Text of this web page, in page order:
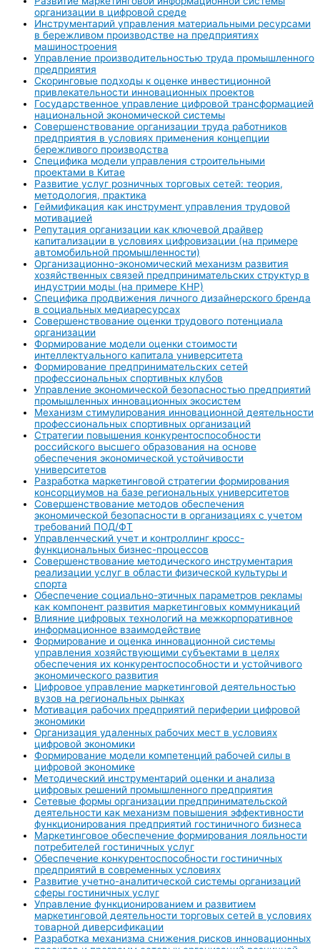
организации в цифровой среде
Инструментарий управления материальными ресурсами
в бережливом производстве на предприятиях
машиностроения
Управление производительностью труда промышленного
предприятия
Скоринговые подходы к оценке инвестиционной
привлекательности инновационных проектов
Государственное управление цифровой трансформацией
национальной экономической системы
Совершенствование организации труда работников
предприятия в условиях применения концепции
бережливого производства
Специфика модели управления строительными
проектами в Китае
Развитие услуг розничных торговых сетей: теория,
методология, практика
Геймификация как инструмент управления трудовой
мотивацией
Репутация организации как ключевой драйвер
капитализации в условиях цифровизации (на примере
автомобильной промышленности)
Организационно-экономический механизм развития
хозяйственных связей предпринимательских структур в
индустрии моды (на примере КНР)
Специфика продвижения личного дизайнерского бренда
в социальных медиаресурсах
Совершенствование оценки трудового потенциала
организации
Формирование модели оценки стоимости
интеллектуального капитала университета
Формирование предпринимательских сетей
профессиональных спортивных клубов
Управление экономической безопасностью предприятий
промышленных инновационных экосистем
Механизм стимулирования инновационной деятельности
профессиональных спортивных организаций
Стратегии повышения конкурентоспособности
российского высшего образования на основе
обеспечения экономической устойчивости
университетов
Разработка маркетинговой стратегии формирования
консорциумов на базе региональных университетов
Совершенствование методов обеспечения
экономической безопасности в организациях с учетом
требований ПОД/ФТ
Управленческий учет и контроллинг кросс-
функциональных бизнес-процессов
Совершенствование методического инструментария
реализации услуг в области физической культуры и
спорта
Обеспечение социально-этичных параметров рекламы
как компонент развития маркетинговых коммуникаций
Влияние цифровых технологий на межкорпоративное
информационное взаимодействие
Формирование и оценка инновационной системы
управления хозяйствующими субъектами в целях
обеспечения их конкурентоспособности и устойчивого
экономического развития
Цифровое управление маркетинговой деятельностью
вузов на региональных рынках
Мотивация рабочих предприятий периферии цифровой
экономики
Организация удаленных рабочих мест в условиях
цифровой экономики
Формирование модели компетенций рабочей силы в
цифровой экономике
Методический инструментарий оценки и анализа
цифровых решений промышленного предприятия
Сетевые формы организации предпринимательской
деятельности как механизм повышения эффективности
функционирования предприятий гостиничного бизнеса
Маркетинговое обеспечение формирования лояльности
потребителей гостиничных услуг
Обеспечение конкурентоспособности гостиничных
предприятий в современных условиях
Развитие учетно-аналитической системы организаций
сферы гостиничных услуг
Управление функционированием и развитием
маркетинговой деятельности торговых сетей в условиях
товарной диверсификации
Разработка механизма снижения рисков инновационных